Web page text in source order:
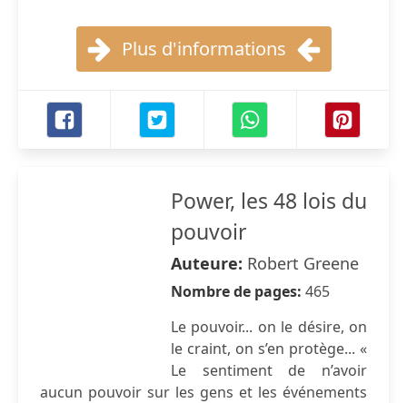
Plus d'informations
Power, les 48 lois du
pouvoir
Auteure: Robert Greene
Nombre de pages: 465
Le pouvoir... on le désire, on
le craint, on s’en protège... «
Le sentiment de n’avoir
aucun pouvoir sur les gens et les événements